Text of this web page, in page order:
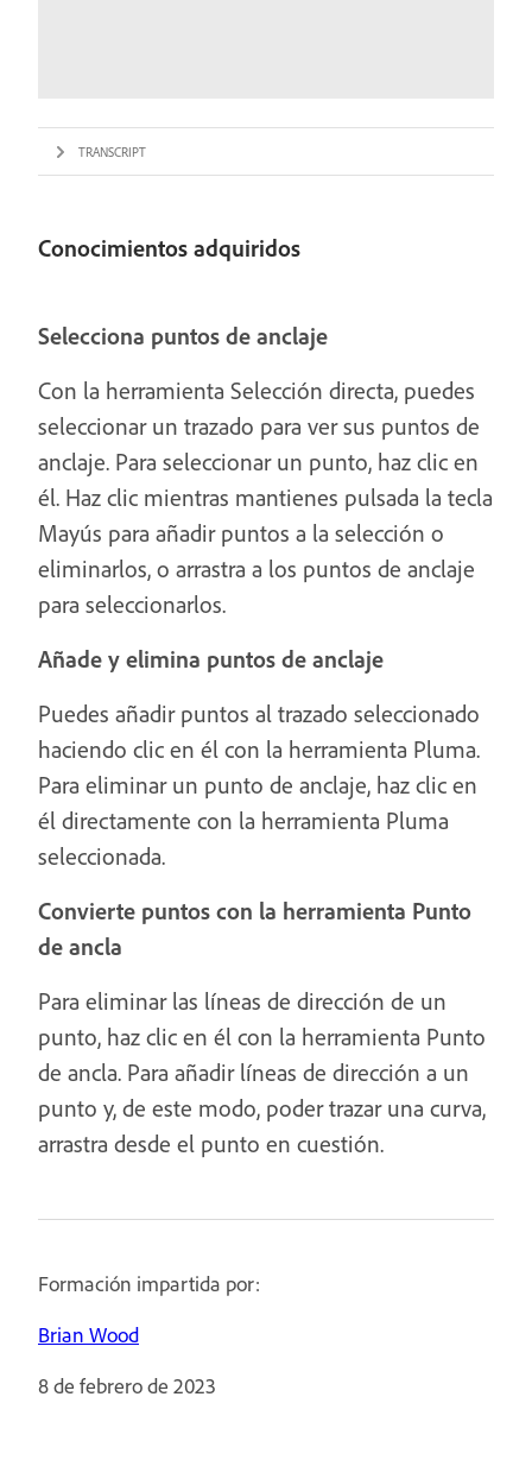
TRANSCRIPT
Conocimientos adquiridos
Selecciona puntos de anclaje
Con la herramienta Selección directa, puedes
seleccionar un trazado para ver sus puntos de
anclaje. Para seleccionar un punto, haz clic en
él. Haz clic mientras mantienes pulsada la tecla
Mayús para añadir puntos a la selección o
eliminarlos, o arrastra a los puntos de anclaje
para seleccionarlos.
Añade y elimina puntos de anclaje
Puedes añadir puntos al trazado seleccionado
haciendo clic en él con la herramienta Pluma.
Para eliminar un punto de anclaje, haz clic en
él directamente con la herramienta Pluma
seleccionada.
Convierte puntos con la herramienta Punto
de ancla
Para eliminar las líneas de dirección de un
punto, haz clic en él con la herramienta Punto
de ancla. Para añadir líneas de dirección a un
punto y, de este modo, poder trazar una curva,
arrastra desde el punto en cuestión.
Formación impartida por:
Brian Wood
8 de febrero de 2023